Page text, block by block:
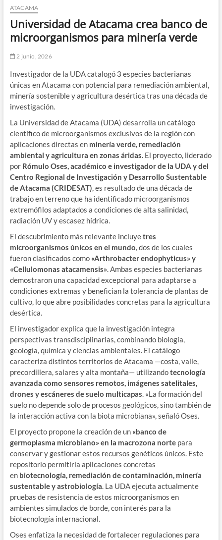
ATACAMA
Universidad de Atacama crea banco de
microorganismos para minería verde
2 junio, 2026
Investigador de la UDA catalogó 3 especies bacterianas
únicas en Atacama con potencial para remediación ambiental,
minería sostenible y agricultura desértica tras una década de
investigación.
La Universidad de Atacama (UDA) desarrolla un catálogo
científico de microorganismos exclusivos de la región con
aplicaciones directas en minería verde, remediación
ambiental y agricultura en zonas áridas. El proyecto, liderado
por Rómulo Oses, académico e investigador de la UDA y del
Centro Regional de Investigación y Desarrollo Sustentable
de Atacama (CRIDESAT), es resultado de una década de
trabajo en terreno que ha identificado microorganismos
extremófilos adaptados a condiciones de alta salinidad,
radiación UV y escasez hídrica.
El descubrimiento más relevante incluyetres
microorganismos únicos en el mundo, dos de los cuales
fueron clasificados como «Arthrobacter endophyticus» y
«Cellulomonas atacamensis». Ambas especies bacterianas
demostraron una capacidad excepcional para adaptarse a
condiciones extremas y benefician la tolerancia de plantas de
cultivo, lo que abre posibilidades concretas para la agricultura
desértica.
El investigador explica que la investigación integra
perspectivas transdisciplinarias, combinando biología,
geología, química y ciencias ambientales. El catálogo
caracteriza distintos territorios de Atacama —costa, valle,
precordillera, salares y alta montaña— utilizandotecnología
avanzada como sensores remotos, imágenes satelitales,
drones y escáneres de suelo multicapas. «La formación del
suelo no depende solo de procesos geológicos, sino también de
la interacción activa con la biota microbiana», señaló Oses.
El proyecto propone la creación de un «banco de
germoplasma microbiano» en la macrozona nortepara
conservar y gestionar estos recursos genéticos únicos. Este
repositorio permitiría aplicaciones concretas
en biotecnología, remediación de contaminación, minería
sustentable y astrobiología. La UDA ejecuta actualmente
pruebas de resistencia de estos microorganismos en
ambientes simulados de borde, con interés para la
biotecnología internacional.
Oses enfatiza la necesidad de fortalecer regulaciones para